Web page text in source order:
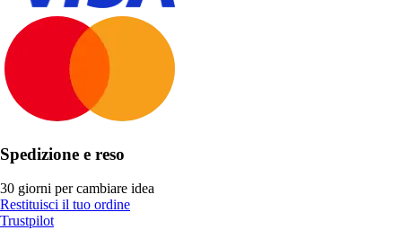
Spedizione e reso
30 giorni per cambiare idea
Restituisci il tuo ordine
Trustpilot